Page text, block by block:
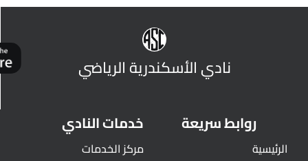
نادي الأسكندرية الرياضي
روابط سريعة
الرئيسية
خدمات النادي
مركز الخدمات